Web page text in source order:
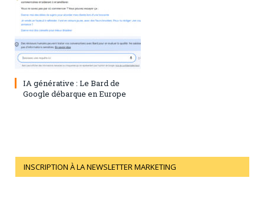
28 juillet 2023 0
IA générative : Le Bard de
Google débarque en Europe
INSCRIPTION À LA NEWSLETTER MARKETING